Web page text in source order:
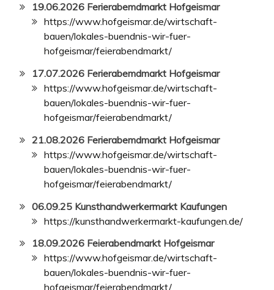
19.06.2026 Ferierabemdmarkt Hofgeismar
https://www.hofgeismar.de/wirtschaft-
bauen/lokales-buendnis-wir-fuer-
hofgeismar/feierabendmarkt/
17.07.2026 Ferierabemdmarkt Hofgeismar
https://www.hofgeismar.de/wirtschaft-
bauen/lokales-buendnis-wir-fuer-
hofgeismar/feierabendmarkt/
21.08.2026 Ferierabemdmarkt Hofgeismar
https://www.hofgeismar.de/wirtschaft-
bauen/lokales-buendnis-wir-fuer-
hofgeismar/feierabendmarkt/
06.09.25 Kunsthandwerkermarkt Kaufungen
https://kunsthandwerkermarkt-kaufungen.de/
18.09.2026 Feierabendmarkt Hofgeismar
https://www.hofgeismar.de/wirtschaft-
bauen/lokales-buendnis-wir-fuer-
hofgeismar/feierabendmarkt/